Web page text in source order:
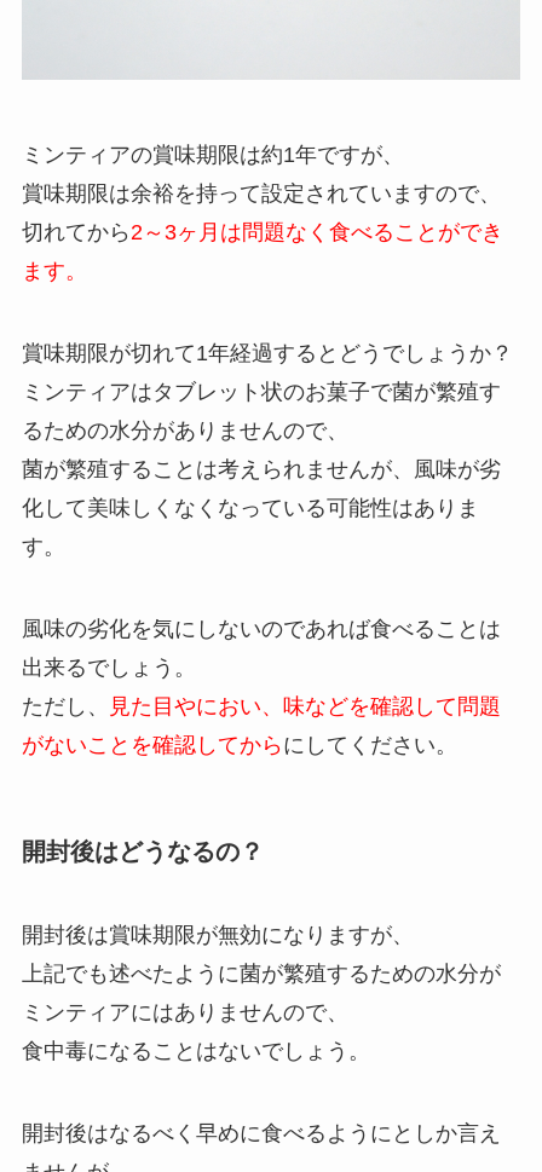
ミンティアの賞味期限は約1年ですが、
賞味期限は余裕を持って設定されていますので、
切れてから 2～3ヶ月は問題なく食べることができ
ます。
賞味期限が切れて1年経過するとどうでしょうか？
ミンティアはタブレット状のお菓子で菌が繁殖す
るための水分がありませんので、
菌が繁殖することは考えられませんが、風味が劣
化して美味しくなくなっている可能性はありま
す。
風味の劣化を気にしないのであれば食べることは
出来るでしょう。
ただし、
見た目やにおい、味などを確認して問題
がないことを確認してからにしてください。
開封後はどうなるの？
開封後は賞味期限が無効になりますが、
上記でも述べたように菌が繁殖するための水分が
ミンティアにはありませんので、
食中毒になることはないでしょう。
開封後はなるべく早めに食べるようにとしか言え